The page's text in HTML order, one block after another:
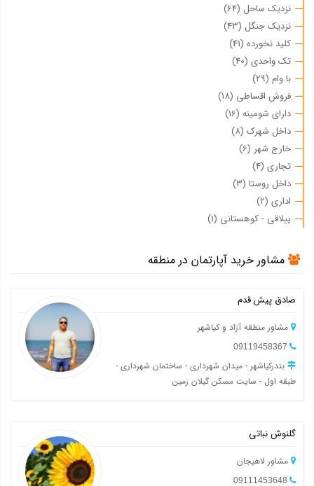
نزدیک ساحل (64)
نزدیک جنگل (43)
کلید نخورده (41)
تک واحدی (40)
با وام (29)
فروش اقساطی (18)
دارای شومینه (16)
داخل شهرک (8)
خارج شهر (6)
تجاری (4)
داخل روستا (3)
اداری (2)
ییلاقی - کوهستانی (1)
مشاور خرید آپارتمان در منطقه
صادق پیش قدم
مشاور منطقه آزاد و کیاشهر
بندرکیاشهر - میدان شهرداری - ساختمان شهرداری -
طبقه اول - سایت مسکن گیلان زمین
گلنوش نباتی
مشاور لاهیجان